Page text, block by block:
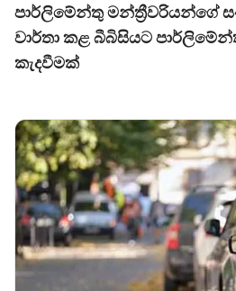
පාර්ලිමේන්තු මන්ත්‍රීවරියන්ගේ
වාර්තා කළ බීබිසියට
කැදවීමක්